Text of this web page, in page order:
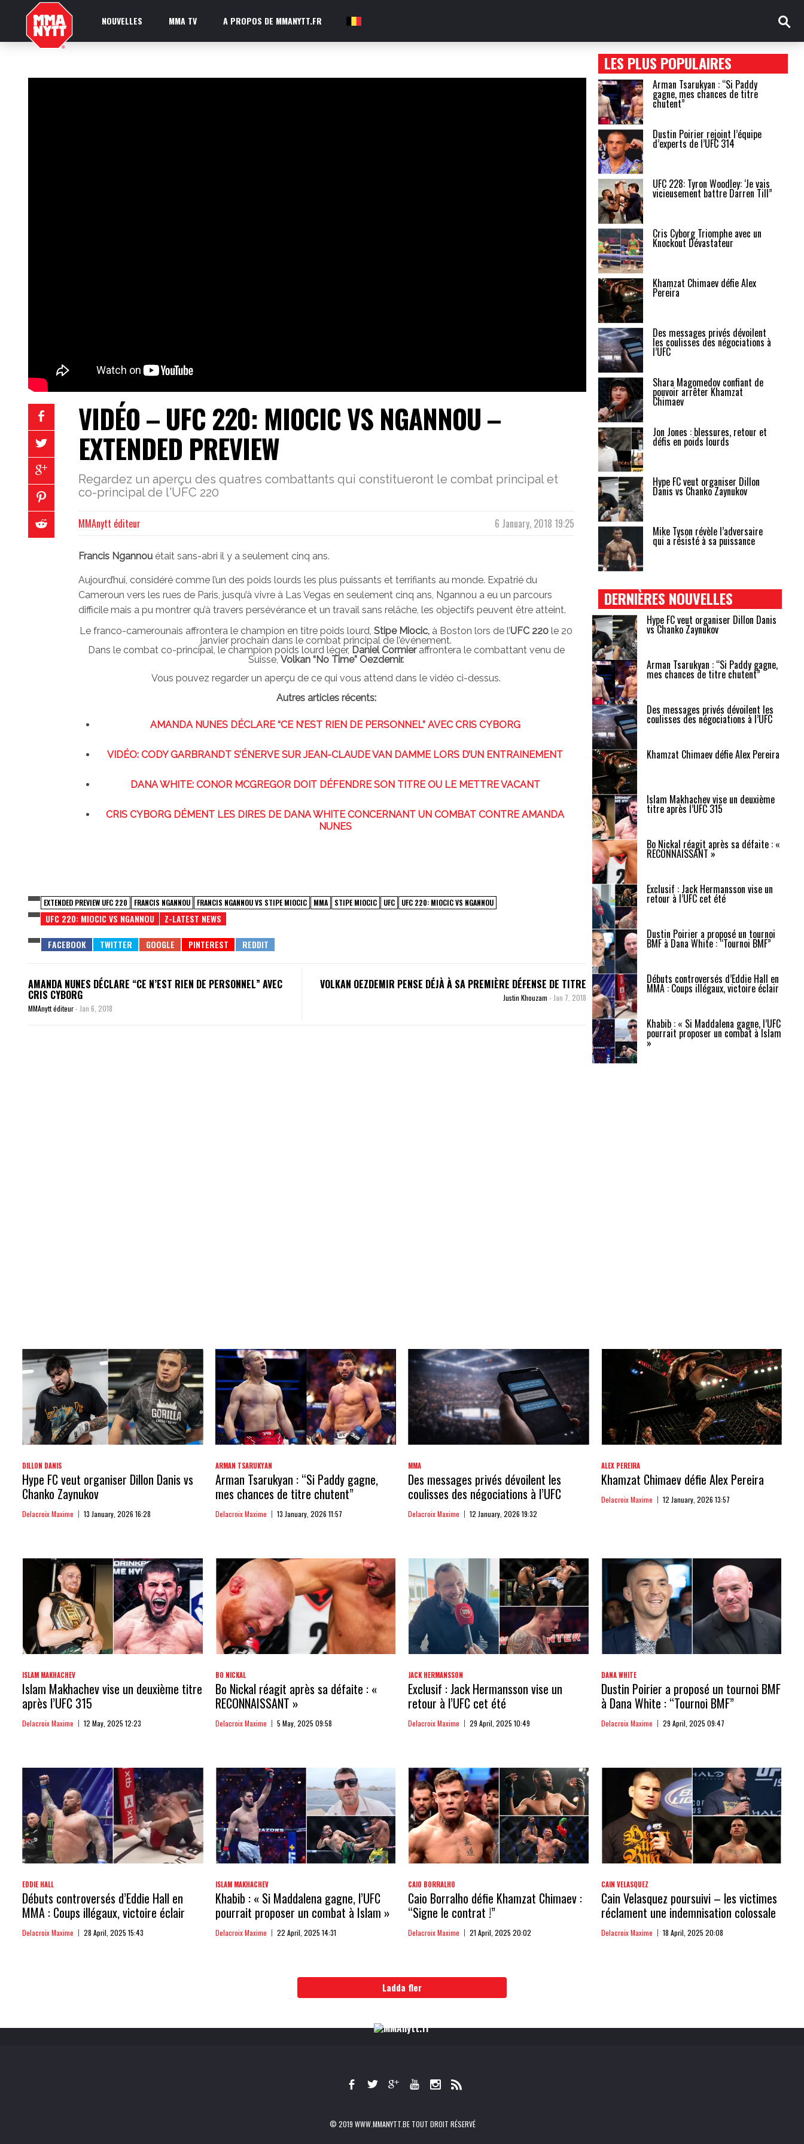
NOUVELLES MMA TV A PROPOS DE MMANYTT.FR FR
VIDÉO – UFC 220: MIOCIC VS NGANNOU –
EXTENDED PREVIEW
Regardez un aperçu des quatres combattants qui constitueront le combat principal et
co-principal de l'UFC 220
6 January, 2018 19:25
MMAnytt éditeur
Francis Ngannou était sans-abri il y a seulement cinq ans.
Aujourd’hui, considéré comme l’un des poids lourds les plus puissants et terrifiants au monde. Expatrié du
Cameroun vers les rues de Paris, jusqu’à vivre à Las Vegas en seulement cinq ans, Ngannou a eu un parcours
difficile mais a pu montrer qu’à travers persévérance et un travail sans relâche, les objectifs peuvent être atteint.
Le franco-camerounais affrontera le champion en titre poids lourd,Stipe Miocic, à Boston lors de l’UFC 220 le 20
janvier prochain dans le combat principal de l’événement.
Dans le combat co-principal, le champion poids lourd léger, Daniel Cormieraffrontera le combattant venu de
Suisse,Volkan “No Time” Oezdemir.
Vous pouvez regarder un aperçu de ce qui vous attend dans le vidéo ci-dessus.
Autres articles récents:
AMANDA NUNES DÉCLARE “CE N’EST RIEN DE PERSONNEL” AVEC CRIS CYBORG
VIDÉO: CODY GARBRANDT S’ÉNERVE SUR JEAN-CLAUDE VAN DAMME LORS D’UN ENTRAINEMENT
DANA WHITE: CONOR MCGREGOR DOIT DÉFENDRE SON TITRE OU LE METTRE VACANT
CRIS CYBORG DÉMENT LES DIRES DE DANA WHITE CONCERNANT UN COMBAT CONTRE AMANDA
NUNES
EXTENDED PREVIEW UFC 220 FRANCIS NGANNOU FRANCIS NGANNOU VS STIPE MIOCIC MMA STIPE MIOCIC UFC UFC 220: MIOCIC VS NGANNOU
UFC 220: MIOCIC VS NGANNOU Z-LATEST NEWS
AMANDA NUNES DÉCLARE “CE N’EST RIEN DE PERSONNEL” AVEC
CRIS CYBORG
MMAnytt éditeur- Jan 6, 2018
VOLKAN OEZDEMIR PENSE DÉJÀ À SA PREMIÈRE DÉFENSE DE TITRE
Justin Khouzam - Jan 7, 2018
LES PLUS POPULAIRES
Arman Tsarukyan : “Si Paddy
gagne, mes chances de titre
chutent”
Dustin Poirier rejoint l’équipe
d’experts de l’UFC 314
UFC 228: Tyron Woodley: ‘Je vais
vicieusement battre Darren Till”
Cris Cyborg Triomphe avec un
Knockout Dévastateur
Khamzat Chimaev défie Alex
Pereira
Des messages privés dévoilent
les coulisses des négociations à
l’UFC
Shara Magomedov confiant de
pouvoir arrêter Khamzat
Chimaev
Jon Jones : blessures, retour et
défis en poids lourds
Hype FC veut organiser Dillon
Danis vs Chanko Zaynukov
Mike Tyson révèle l’adversaire
qui a résisté à sa puissance
DERNIÈRES NOUVELLES
Hype FC veut organiser Dillon Danis
vs Chanko Zaynukov
Arman Tsarukyan : “Si Paddy gagne,
mes chances de titre chutent”
Des messages privés dévoilent les
coulisses des négociations à l’UFC
Khamzat Chimaev défie Alex Pereira
Islam Makhachev vise un deuxième
titre après l’UFC 315
Bo Nickal réagit après sa défaite : «
RECONNAISSANT »
Exclusif : Jack Hermansson vise un
retour à l’UFC cet été
Dustin Poirier a proposé un tournoi
BMF à Dana White : “Tournoi BMF”
Débuts controversés d’Eddie Hall en
MMA : Coups illégaux, victoire éclair
Khabib : « Si Maddalena gagne, l’UFC
pourrait proposer un combat à Islam
»
DILLON DANIS
Hype FC veut organiser Dillon Danis vs
Chanko Zaynukov
Delacroix Maxime 13 January, 2026 16:28
ARMAN TSARUKYAN
Arman Tsarukyan : “Si Paddy gagne,
mes chances de titre chutent”
Delacroix Maxime 13 January, 2026 11:57
MMA
Des messages privés dévoilent les
coulisses des négociations à l’UFC
Delacroix Maxime 12 January, 2026 19:32
ALEX PEREIRA
Khamzat Chimaev défie Alex Pereira
Delacroix Maxime 12 January, 2026 13:57
ISLAM MAKHACHEV
Islam Makhachev vise un deuxième titre
après l’UFC 315
Delacroix Maxime 12 May, 2025 12:23
BO NICKAL
Bo Nickal réagit après sa défaite : «
RECONNAISSANT »
Delacroix Maxime 5 May, 2025 09:58
JACK HERMANSSON
Exclusif : Jack Hermansson vise un
retour à l’UFC cet été
Delacroix Maxime 29 April, 2025 10:49
DANA WHITE
Dustin Poirier a proposé un tournoi BMF
à Dana White : “Tournoi BMF”
Delacroix Maxime 29 April, 2025 09:47
EDDIE HALL
Débuts controversés d’Eddie Hall en
MMA : Coups illégaux, victoire éclair
Delacroix Maxime 28 April, 2025 15:43
ISLAM MAKHACHEV
Khabib : « Si Maddalena gagne, l’UFC
pourrait proposer un combat à Islam »
Delacroix Maxime 22 April, 2025 14:31
CAIO BORRALHO
Caio Borralho défie Khamzat Chimaev :
“Signe le contrat !”
Delacroix Maxime 21 April, 2025 20:02
CAIN VELASQUEZ
Cain Velasquez poursuivi – les victimes
réclament une indemnisation colossale
Delacroix Maxime 18 April, 2025 20:08
Ladda fler
© 2019 WWW.MMANYTT.BE TOUT DROIT RÉSERVÉ